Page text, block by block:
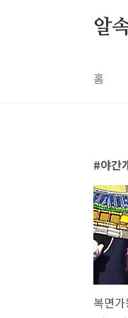
알
홈
야간